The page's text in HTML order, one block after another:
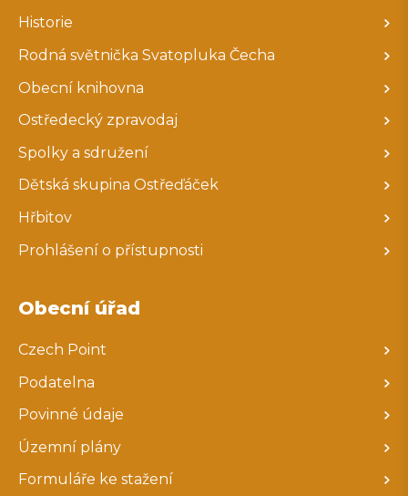
Historie
Rodná světnička Svatopluka Čecha
Obecní knihovna
Ostředecký zpravodaj
Spolky a sdružení
Dětská skupina Ostřeďáček
Hřbitov
Prohlášení o přístupnosti
Obecní úřad
Czech Point
Podatelna
Povinné údaje
Územní plány
Formuláře ke stažení